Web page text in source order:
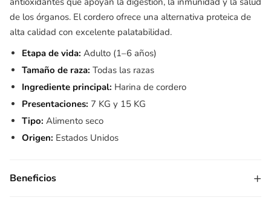
de los órganos. El cordero ofrece una alternativa proteica de
alta calidad con excelente palatabilidad.
Etapa de vida: Adulto (1–6 años)
Tamaño de raza: Todas las razas
Ingrediente principal: Harina de cordero
Presentaciones: 7 KG y 15 KG
Tipo: Alimento seco
Origen: Estados Unidos
Beneficios +